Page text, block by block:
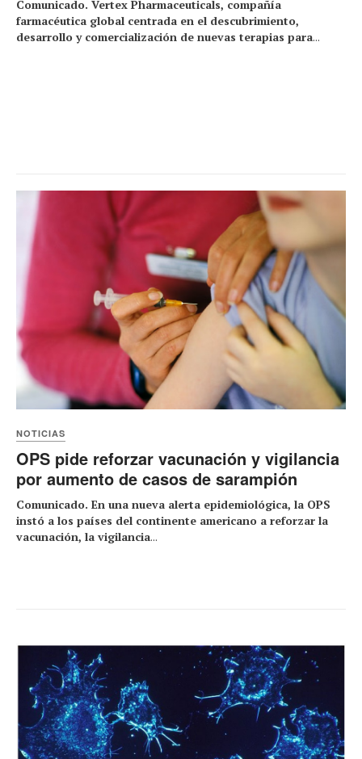
Comunicado. Vertex Pharmaceuticals, compañía
farmacéutica global centrada en el descubrimiento,
desarrollo y comercialización de nuevas terapias para...
NOTICIAS
OPS pide reforzar vacunación y vigilancia
por aumento de casos de sarampión
Comunicado. En una nueva alerta epidemiológica, la OPS
instó a los países del continente americano a reforzar la
vacunación, la vigilancia...